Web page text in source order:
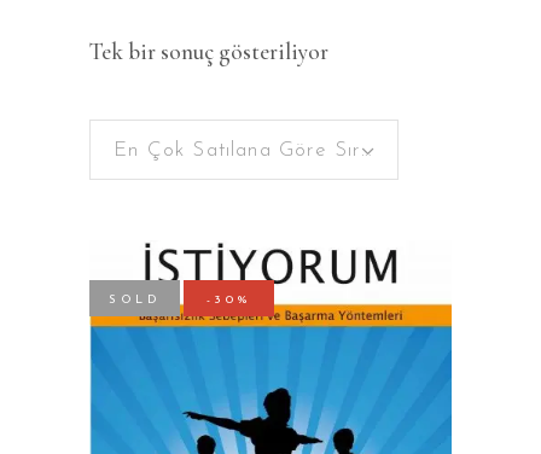
Tek bir sonuç gösteriliyor
En Çok Satılana Göre Sırala
-30%
SOLD
DEVAMINI OKU